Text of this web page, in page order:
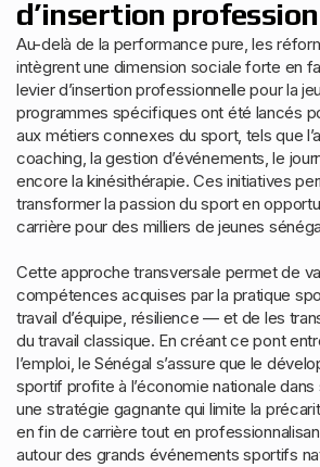
d’insertion
Au-delà de la performance pure, les
intègrent une dimension sociale forte en
levier d’insertion professionnelle pour la
programmes spécifiques ont été lancés
aux métiers connexes du sport, tels que
coaching, la gestion d’événements, le
encore la kinésithérapie. Ces initiatives
transformer la passion du sport en
carrière pour des milliers de jeunes
Cette approche transversale permet de
compétences acquises par la pratique
travail d’équipe, résilience — et de les
du travail classique. En créant ce pont
l’emploi, le Sénégal s’assure que le
sportif profite à l’économie nationale dans
une stratégie gagnante qui limite la
en fin de carrière tout en
autour des grands événements sportifs